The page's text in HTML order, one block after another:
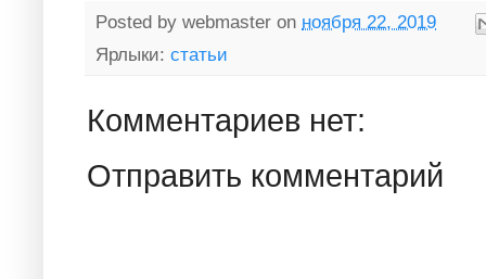
Posted by webmaster on ноября 22, 2019
Ярлыки: статьи
Комментариев нет:
Отправить комментарий